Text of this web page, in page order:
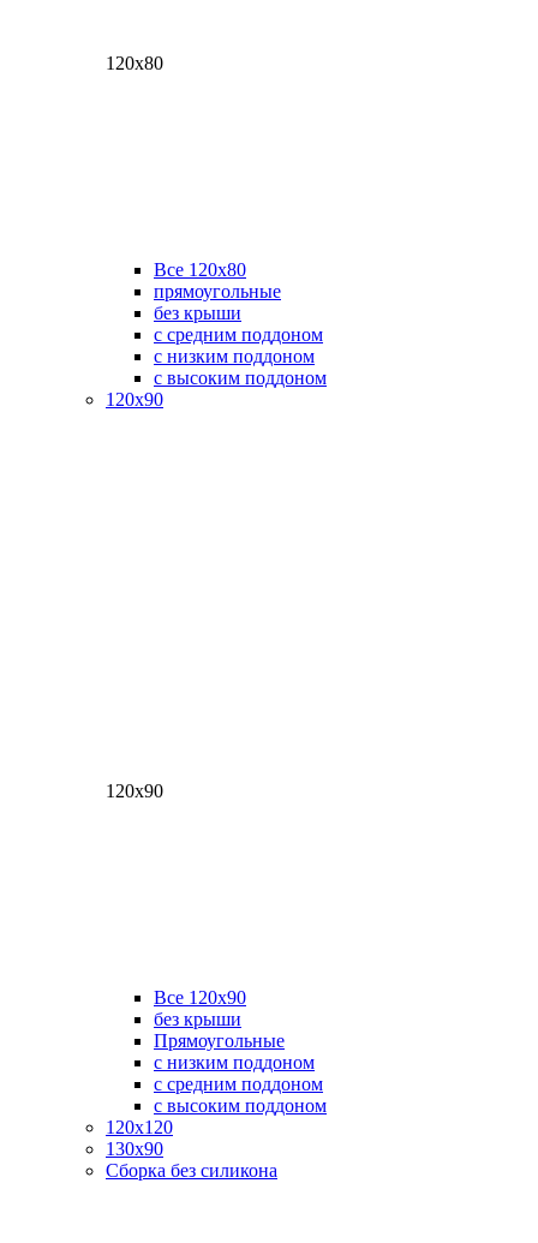
120х80
Все 120х80
прямоугольные
без крыши
с средним поддоном
с низким поддоном
с высоким поддоном
120х90
120х90
Все 120х90
без крыши
Прямоугольные
с низким поддоном
с средним поддоном
с высоким поддоном
120х120
130х90
Сборка без силикона